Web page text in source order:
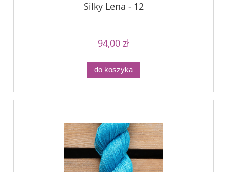
Silky Lena - 12
94,00 zł
do koszyka